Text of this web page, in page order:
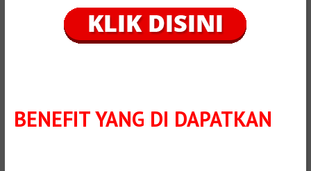
BENEFITYANG DI DAPATKAN